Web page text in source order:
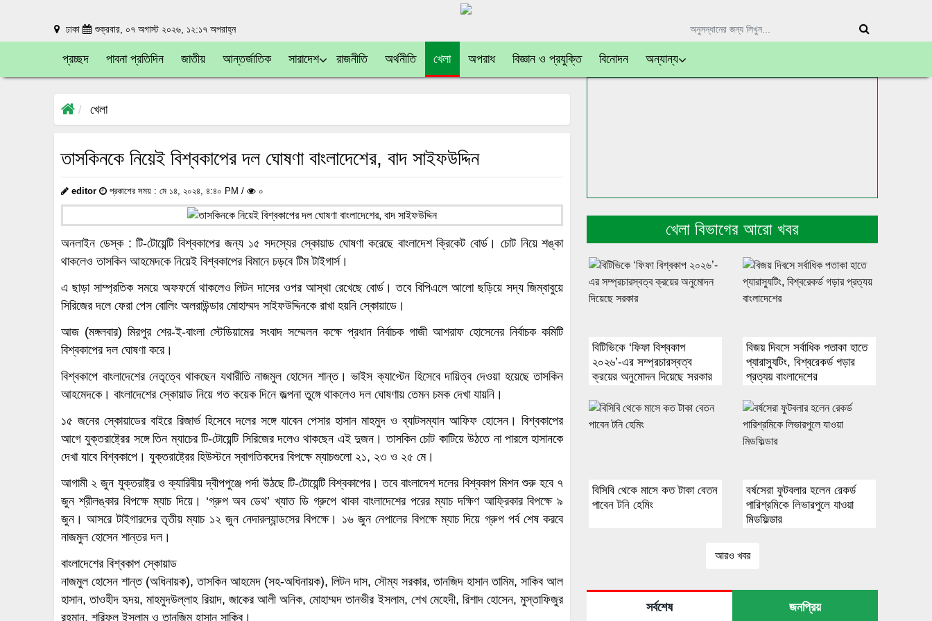
ঢাকা শুক্রবার, ০৭ অগাস্ট ২০২৬, ১২:১৭ অপরাহ্ন
প্রচ্ছদ পাবনা প্রতিদিন জাতীয় আন্তর্জাতিক সারাদেশ রাজনীতি অর্থনীতি খেলা অপরাধ বিজ্ঞান ও প্রযুক্তি বিনোদন অন্যান্য
খেলা
তাসকিনকে নিয়েই বিশ্বকাপের দল ঘোষণা বাংলাদেশের, বাদ সাইফউদ্দিন
editor প্রকাশের সময় : মে ১৪, ২০২৪, ৪:৪০ PM / ০
অনলাইন ডেস্ক : টি-টোয়েন্টি বিশ্বকাপের জন্য ১৫ সদস্যের স্কোয়াড ঘোষণা করেছে বাংলাদেশ ক্রিকেট বোর্ড। চোট নিয়ে শঙ্কা
থাকলেও তাসকিন আহমেদকে নিয়েই বিশ্বকাপের বিমানে চড়বে টিম টাইগার্স।
এ ছাড়া সাম্প্রতিক সময়ে অফফর্মে থাকলেও লিটন দাসের ওপর আস্থা রেখেছে বোর্ড। তবে বিপিএলে আলো ছড়িয়ে সদ্য জিম্বাবুয়ে
সিরিজের দলে ফেরা পেস বোলিং অলরাউন্ডার মোহাম্মদ সাইফউদ্দিনকে রাখা হয়নি স্কোয়াডে।
আজ (মঙ্গলবার) মিরপুর শের-ই-বাংলা স্টেডিয়ামের সংবাদ সম্মেলন কক্ষে প্রধান নির্বাচক গাজী আশরাফ হোসেনের নির্বাচক কমিটি
বিশ্বকাপের দল ঘোষণা করে।
বিশ্বকাপে বাংলাদেশের নেতৃত্বে থাকছেন যথারীতি নাজমুল হোসেন শান্ত। ভাইস ক্যাপ্টেন হিসেবে দায়িত্ব দেওয়া হয়েছে তাসকিন
আহমেদকে। বাংলাদেশের স্কোয়াড নিয়ে গত কয়েক দিনে জল্পনা তুঙ্গে থাকলেও দল ঘোষণায় তেমন চমক দেখা যায়নি।
১৫ জনের স্কোয়াডের বাইরে রিজার্ভ হিসেবে দলের সঙ্গে যাবেন পেসার হাসান মাহমুদ ও ব্যাটসম্যান আফিফ হোসেন। বিশ্বকাপের
আগে যুক্তরাষ্ট্রের সঙ্গে তিন ম্যাচের টি-টোয়েন্টি সিরিজের দলেও থাকছেন এই দুজন। তাসকিন চোট কাটিয়ে উঠতে না পারলে হাসানকে
দেখা যাবে বিশ্বকাপে। যুক্তরাষ্ট্রের হিউস্টনে স্বাগতিকদের বিপক্ষে ম্যাচগুলো ২১, ২৩ ও ২৫ মে।
আগামী ২ জুন যুক্তরাষ্ট্র ও ক্যারিবীয় দ্বীপপুঞ্জে পর্দা উঠছে টি-টোয়েন্টি বিশ্বকাপের। তবে বাংলাদেশ দলের বিশ্বকাপ মিশন শুরু হবে ৭
জুন শ্রীলঙ্কার বিপক্ষে ম্যাচ দিয়ে। ‘গ্রুপ অব ডেথ’ খ্যাত ডি গ্রুপে থাকা বাংলাদেশের পরের ম্যাচ দক্ষিণ আফ্রিকার বিপক্ষে ৯
জুন। আসরে টাইগারদের তৃতীয় ম্যাচ ১২ জুন নেদারল্যান্ডসের বিপক্ষে। ১৬ জুন নেপালের বিপক্ষে ম্যাচ দিয়ে গ্রুপ পর্ব শেষ করবে
নাজমুল হোসেন শান্তর দল।
বাংলাদেশের বিশ্বকাপ স্কোয়াড
নাজমুল হোসেন শান্ত (অধিনায়ক), তাসকিন আহমেদ (সহ-অধিনায়ক), লিটন দাস, সৌম্য সরকার, তানজিদ হাসান তামিম, সাকিব আল
হাসান, তাওহীদ হৃদয়, মাহমুদউল্লাহ রিয়াদ, জাকের আলী অনিক, মোহাম্মদ তানভীর ইসলাম, শেখ মেহেদী, রিশাদ হোসেন, মুস্তাফিজুর
রহমান, শরিফুল ইসলাম ও তানজিম হাসান সাকিব।
খেলা বিভাগের আরো খবর
বিটিভিকে ‘ফিফা বিশ্বকাপ
২০২৬’-এর সম্প্রচারস্বত্ব
ক্রয়ের অনুমোদন দিয়েছে সরকার
বিজয় দিবসে সর্বাধিক পতাকা হাতে
প্যারাস্যুটিং, বিশ্বরেকর্ড গড়ার
প্রত্যয় বাংলাদেশের
বিসিবি থেকে মাসে কত টাকা বেতন
পাবেন টনি হেমিং
বর্ষসেরা ফুটবলার হলেন রেকর্ড
পারিশ্রমিকে লিভারপুলে যাওয়া
মিডফিল্ডার
আরও খবর
সর্বশেষ জনপ্রিয়